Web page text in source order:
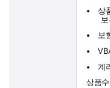
•
상
• 보
•
• 계
상품